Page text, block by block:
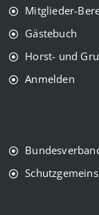
Mitglieder-
Gästebuch
Horst- und
Anmelden